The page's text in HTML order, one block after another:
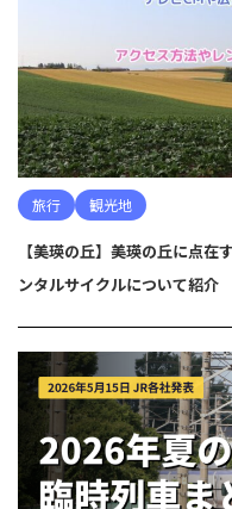
旅行 観光地
【美瑛の丘】美瑛の丘に点
ンタルサイクルについて紹介